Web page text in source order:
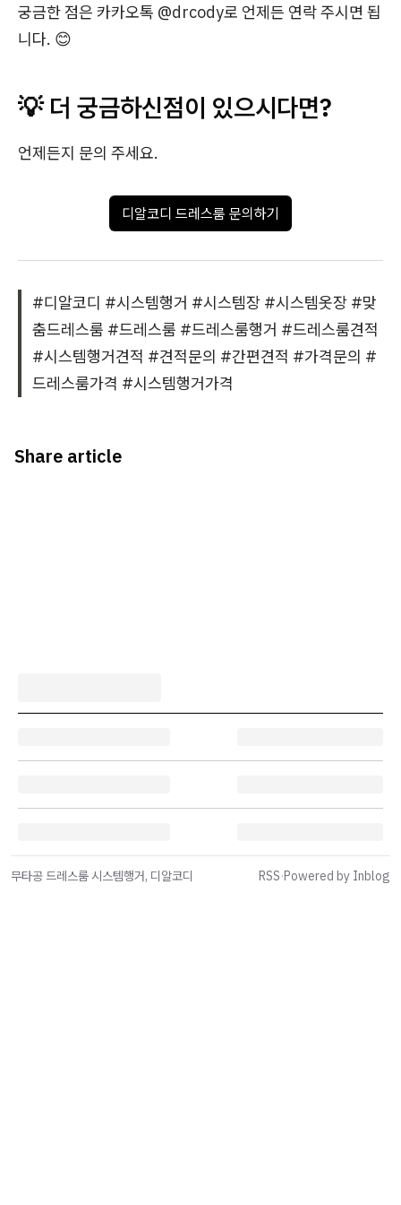
궁금한 점은 카카오톡 @drcody로 언제든 연락 주시면 됩
니다. 😊
💡 더 궁금하신점이 있으시다면?
언제든지 문의 주세요.
디알코디 드레스룸 문의하기
#디알코디 #시스템행거 #시스템장 #시스템옷장 #맞
춤드레스룸 #드레스룸 #드레스룸행거 #드레스룸견적
#시스템행거견적 #견적문의 #간편견적 #가격문의 #
드레스룸가격 #시스템행거가격
Share article
무타공 드레스룸 시스템행거, 디알코디 RSS·Powered by Inblog